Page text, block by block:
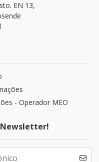
EN 13,
- Operador MEO
Newsletter!